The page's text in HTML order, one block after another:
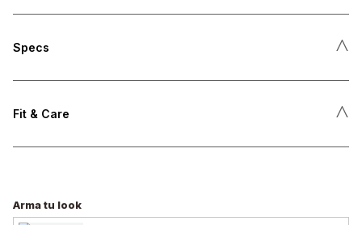
Specs ˄
Fit & Care ˄
Arma tu look